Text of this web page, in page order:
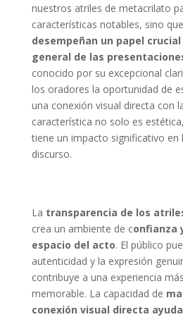
nuestros atriles de metacrilato
características notables, sino
desempeñan un papel
general de las
conocido por su excepcional
los oradores la oportunidad de
una conexión visual directa con
característica no solo es
tiene un impacto significativo en
discurso.
La transparencia de los
crea un ambiente de confianza
espacio del acto. El público
autenticidad y la expresión
contribuye a una experiencia
memorable. La capacidad de
conexión visual directa